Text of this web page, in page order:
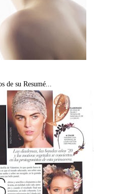
de su Resumé...